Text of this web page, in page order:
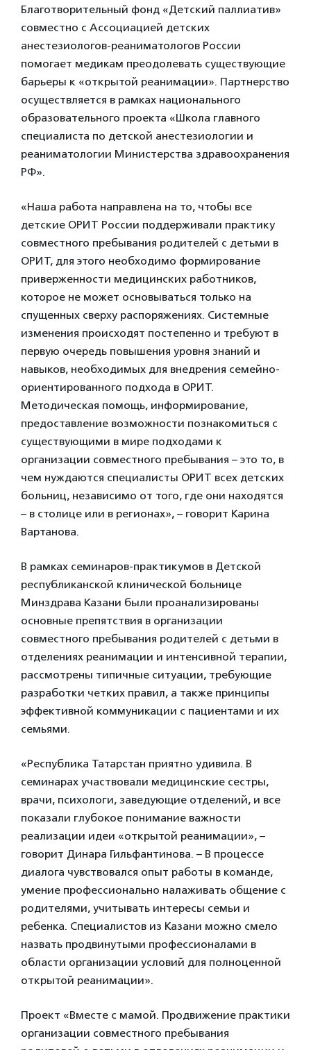
Благотворительный фонд «Детский паллиатив»
совместно с Ассоциацией детских
анестезиологов-реаниматологов России
помогает медикам преодолевать существующие
барьеры к «открытой реанимации». Партнерство
осуществляется в рамках национального
образовательного проекта «Школа главного
специалиста по детской анестезиологии и
реаниматологии Министерства здравоохранения
РФ».
«Наша работа направлена на то, чтобы все
детские ОРИТ России поддерживали практику
совместного пребывания родителей с детьми в
ОРИТ, для этого необходимо формирование
приверженности медицинских работников,
которое не может основываться только на
спущенных сверху распоряжениях. Системные
изменения происходят постепенно и требуют в
первую очередь повышения уровня знаний и
навыков, необходимых для внедрения семейно-
ориентированного подхода в ОРИТ.
Методическая помощь, информирование,
предоставление возможности познакомиться с
существующими в мире подходами к
организации совместного пребывания – это то, в
чем нуждаются специалисты ОРИТ всех детских
больниц, независимо от того, где они находятся
– в столице или в регионах», – говорит Карина
Вартанова.
В рамках семинаров-практикумов в Детской
республиканской клинической больнице
Минздрава Казани были проанализированы
основные препятствия в организации
совместного пребывания родителей с детьми в
отделениях реанимации и интенсивной терапии,
рассмотрены типичные ситуации, требующие
разработки четких правил, а также принципы
эффективной коммуникации с пациентами и их
семьями.
«Республика Татарстан приятно удивила. В
семинарах участвовали медицинские сестры,
врачи, психологи, заведующие отделений, и все
показали глубокое понимание важности
реализации идеи «открытой реанимации», –
говорит Динара Гильфантинова. – В процессе
диалога чувствовался опыт работы в команде,
умение профессионально налаживать общение с
родителями, учитывать интересы семьи и
ребенка. Специалистов из Казани можно смело
назвать продвинутыми профессионалами в
области организации условий для полноценной
открытой реанимации».
Проект «Вместе с мамой. Продвижение практики
организации совместного пребывания